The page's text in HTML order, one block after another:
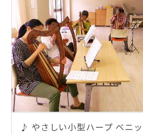
♪ やさしい小型ハープ ベニ